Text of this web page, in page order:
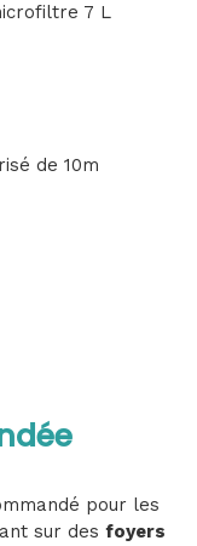
7 L
de 10m
pour les
sur des foyers